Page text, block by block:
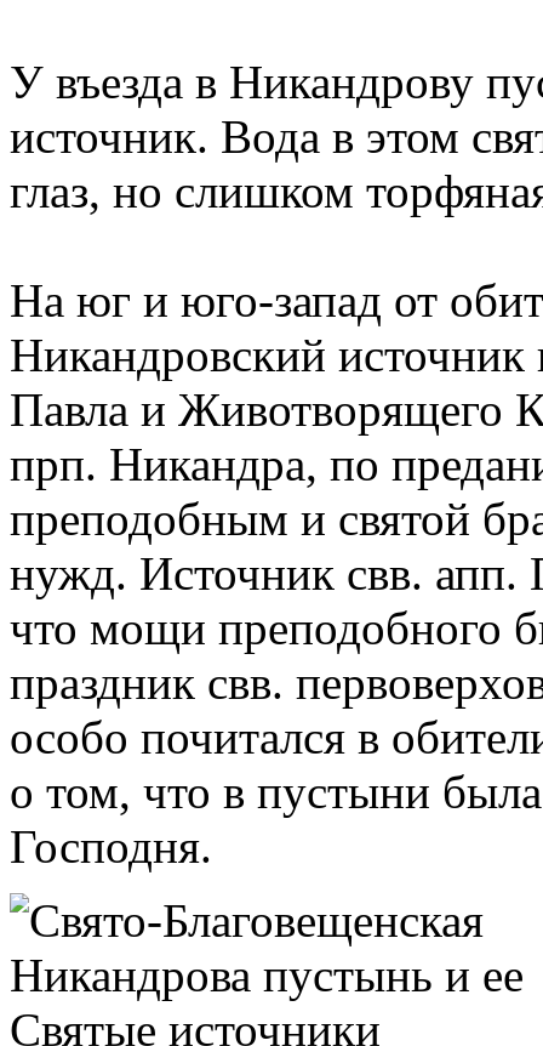
У въезда в Никандрову
источник. Вода в этом
глаз, но слишком
На юг и юго-запад от
Никандровский
Павла и Животворящего
прп. Никандра, по
преподобным и святой
нужд. Источник свв. апп.
что мощи преподобного
праздник свв.
особо почитался в
о том, что в пустыни
Господня.